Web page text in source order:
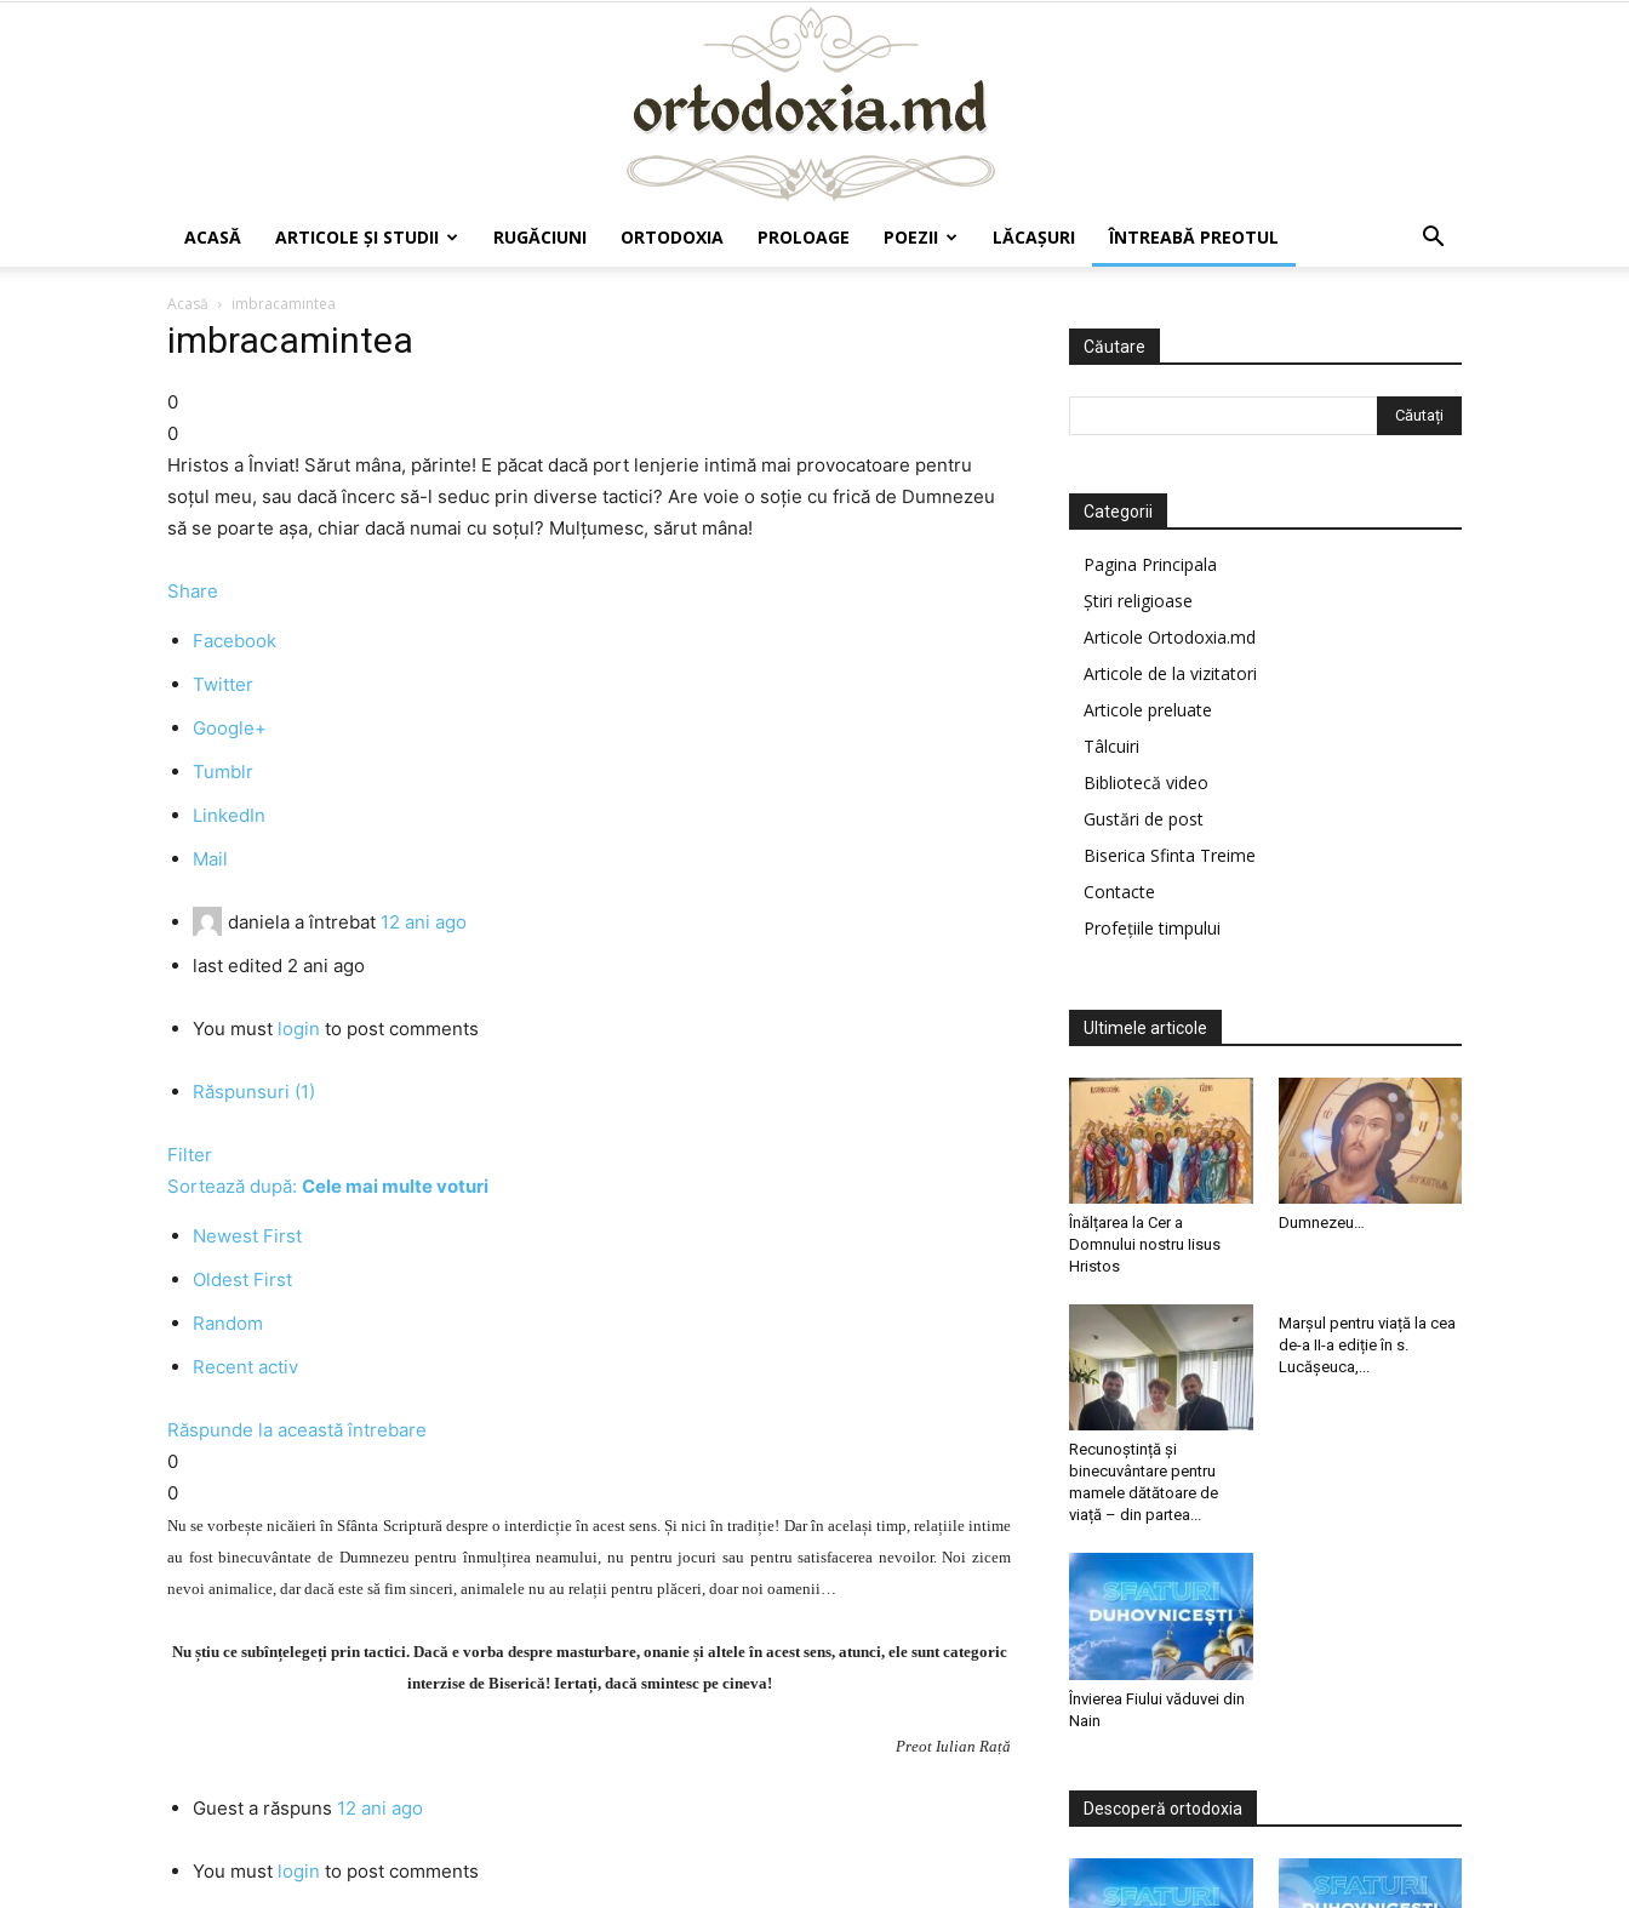
ACASĂ ARTICOLE ŞI STUDII RUGĂCIUNI ORTODOXIA PROLOAGE POEZII LĂCAŞURI ÎNTREABĂ PREOTUL
Acasă imbracamintea
imbracamintea
0
0
Hristos a Înviat! Sărut mâna, părinte! E păcat dacă port lenjerie intimă mai provocatoare pentru
soțul meu, sau dacă încerc să-l seduc prin diverse tactici? Are voie o soție cu frică de Dumnezeu
să se poarte așa, chiar dacă numai cu soțul? Mulțumesc, sărut mâna!
Share
Facebook
Twitter
Google+
Tumblr
LinkedIn
Mail
daniela a întrebat 12 ani ago
last edited 2 ani ago
You must login to post comments
Răspunsuri (1)
Filter
Sortează după: Cele mai multe voturi
Newest First
Oldest First
Random
Recent activ
Răspunde la această întrebare
0
0
Nu se vorbește nicăieri în Sfânta Scriptură despre o interdicție în acest sens. Și nici în tradiție! Dar în același timp, relațiile intime
au fost binecuvântate de Dumnezeu pentru înmulțirea neamului, nu pentru jocuri sau pentru satisfacerea nevoilor. Noi zicem
nevoi animalice, dar dacă este să fim sinceri, animalele nu au relații pentru plăceri, doar noi oamenii…
Nu știu ce subînțelegeți prin tactici. Dacă e vorba despre masturbare, onanie și altele în acest sens, atunci, ele sunt categoric
interzise de Biserică! Iertați, dacă smintesc pe cineva!
Preot Iulian Rață
Guest a răspuns 12 ani ago
You must login to post comments
Căutare
Categorii
Pagina Principala
Știri religioase
Articole Ortodoxia.md
Articole de la vizitatori
Articole preluate
Tâlcuiri
Bibliotecă video
Gustări de post
Biserica Sfinta Treime
Contacte
Profețiile timpului
Ultimele articole
Înălțarea la Cer a
Domnului nostru Iisus
Hristos
Dumnezeu…
Recunoștință și
binecuvântare pentru
mamele dătătoare de
viață – din partea...
Marșul pentru viață la cea
de-a II-a ediție în s.
Lucășeuca,...
Învierea Fiului văduvei din
Nain
Descoperă ortodoxia